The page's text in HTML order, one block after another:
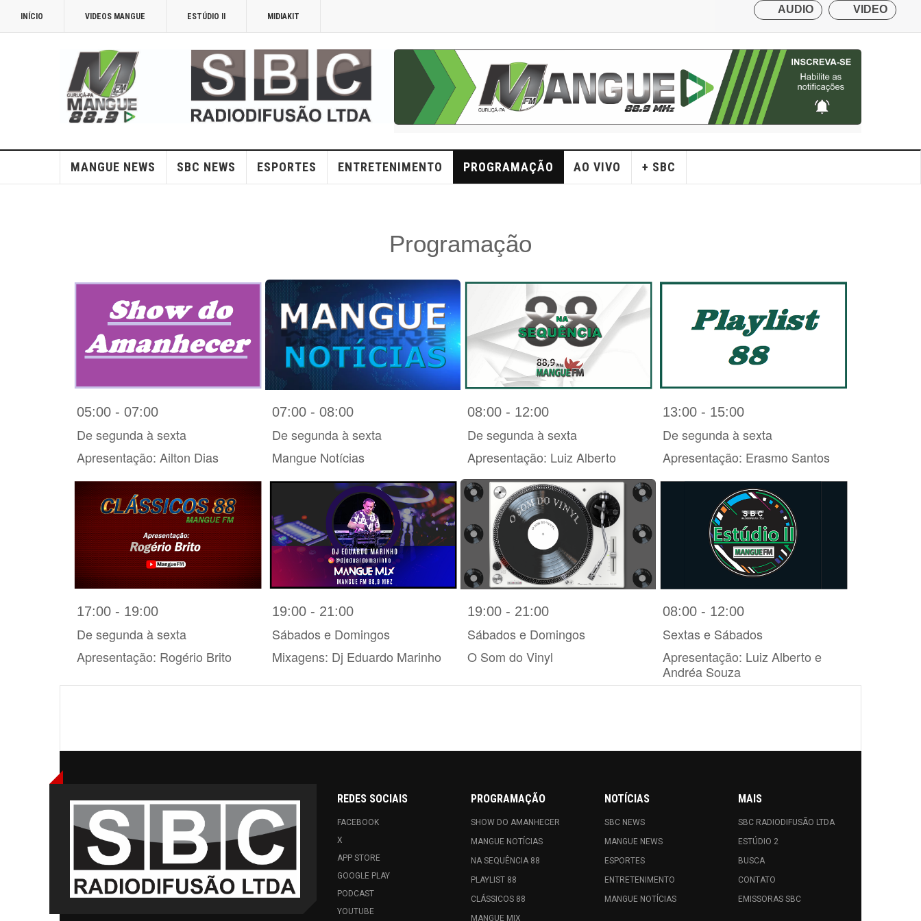
INÍCIO VIDEOS MANGUE ESTÚDIO II MIDIAKIT
MANGUE NEWS SBC NEWS ESPORTES ENTRETENIMENTO PROGRAMAÇÃO AO VIVO + SBC
REDES SOCIAIS
FACEBOOK
X
APP STORE
GOOGLE PLAY
PODCAST
YOUTUBE
PROGRAMAÇÃO
SHOW DO AMANHECER
MANGUE NOTÍCIAS
NA SEQUÊNCIA 88
PLAYLIST 88
CLÁSSICOS 88
MANGUE MIX
NOTÍCIAS
SBC NEWS
MANGUE NEWS
ESPORTES
ENTRETENIMENTO
MANGUE NOTÍCIAS
MAIS
SBC RADIODIFUSÃO LTDA
ESTÚDIO 2
BUSCA
CONTATO
EMISSORAS SBC